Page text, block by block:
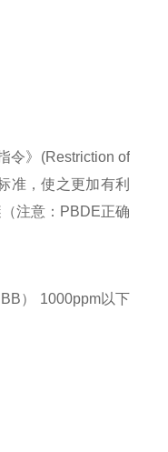
令》(Restriction of
准 ，使之更加有利
注意：PBDE正确
） 1000ppm以下